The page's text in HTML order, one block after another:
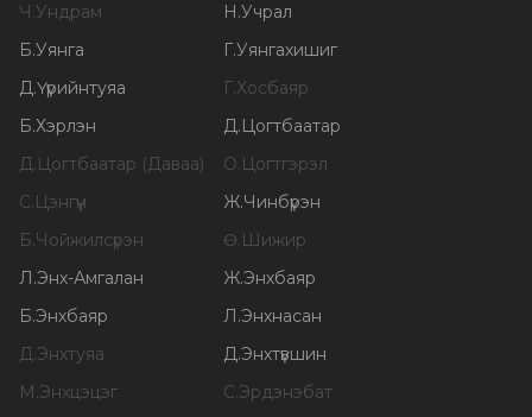
Ч.Ундрам Н.Учрал
Б.Уянга Г.Уянгахишиг
Д.Үүрийнтуяа Г.Хосбаяр
Б.Хэрлэн Д.Цогтбаатар
Д.Цогтбаатар (Даваа) О.Цогтгэрэл
С.Цэнгүүн Ж.Чинбүрэн
Б.Чойжилсүрэн Ө.Шижир
Л.Энх-Амгалан Ж.Энхбаяр
Б.Энхбаяр Л.Энхнасан
Д.Энхтуяа Д.Энхтүвшин
М.Энхцэцэг С.Эрдэнэбат